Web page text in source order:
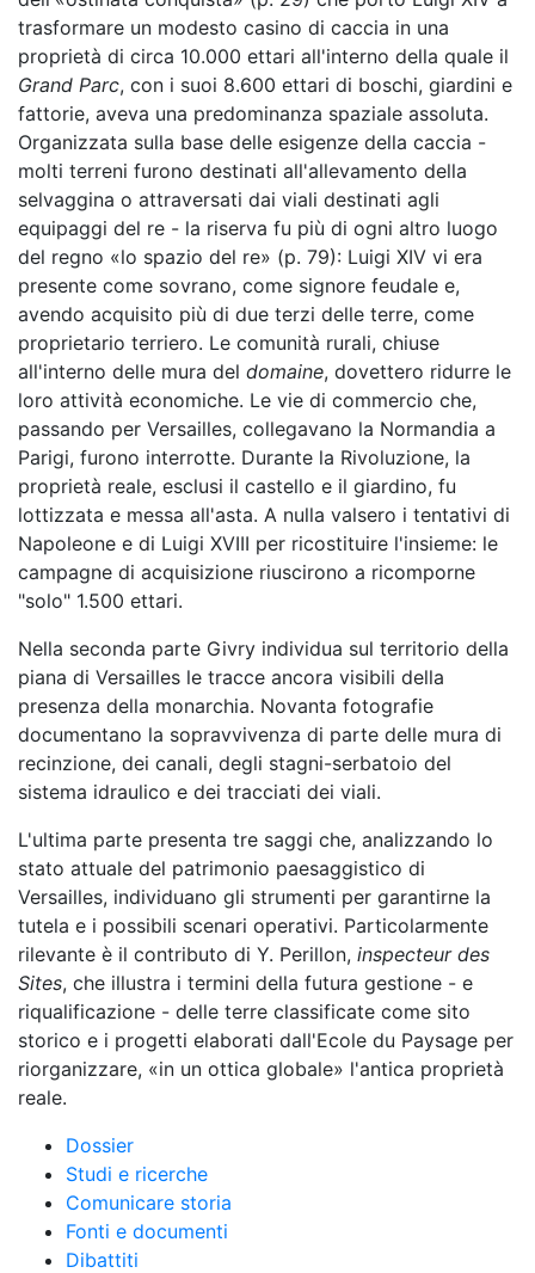
trasformare un modesto casino di caccia in una
proprietà di circa 10.000 ettari all'interno della quale il
Grand Parc, con i suoi 8.600 ettari di boschi, giardini e
fattorie, aveva una predominanza spaziale assoluta.
Organizzata sulla base delle esigenze della caccia -
molti terreni furono destinati all'allevamento della
selvaggina o attraversati dai viali destinati agli
equipaggi del re - la riserva fu più di ogni altro luogo
del regno «lo spazio del re» (p. 79): Luigi XIV vi era
presente come sovrano, come signore feudale e,
avendo acquisito più di due terzi delle terre, come
proprietario terriero. Le comunità rurali, chiuse
all'interno delle mura del domaine, dovettero ridurre le
loro attività economiche. Le vie di commercio che,
passando per Versailles, collegavano la Normandia a
Parigi, furono interrotte. Durante la Rivoluzione, la
proprietà reale, esclusi il castello e il giardino, fu
lottizzata e messa all'asta. A nulla valsero i tentativi di
Napoleone e di Luigi XVIII per ricostituire l'insieme: le
campagne di acquisizione riuscirono a ricomporne
"solo" 1.500 ettari.
Nella seconda parte Givry individua sul territorio della
piana di Versailles le tracce ancora visibili della
presenza della monarchia. Novanta fotografie
documentano la sopravvivenza di parte delle mura di
recinzione, dei canali, degli stagni-serbatoio del
sistema idraulico e dei tracciati dei viali.
L'ultima parte presenta tre saggi che, analizzando lo
stato attuale del patrimonio paesaggistico di
Versailles, individuano gli strumenti per garantirne la
tutela e i possibili scenari operativi. Particolarmente
rilevante è il contributo di Y. Perillon, inspecteur des
Sites, che illustra i termini della futura gestione - e
riqualificazione - delle terre classificate come sito
storico e i progetti elaborati dall'Ecole du Paysage per
riorganizzare, «in un ottica globale» l'antica proprietà
reale.
Dossier
Studi e ricerche
Comunicare storia
Fonti e documenti
Dibattiti